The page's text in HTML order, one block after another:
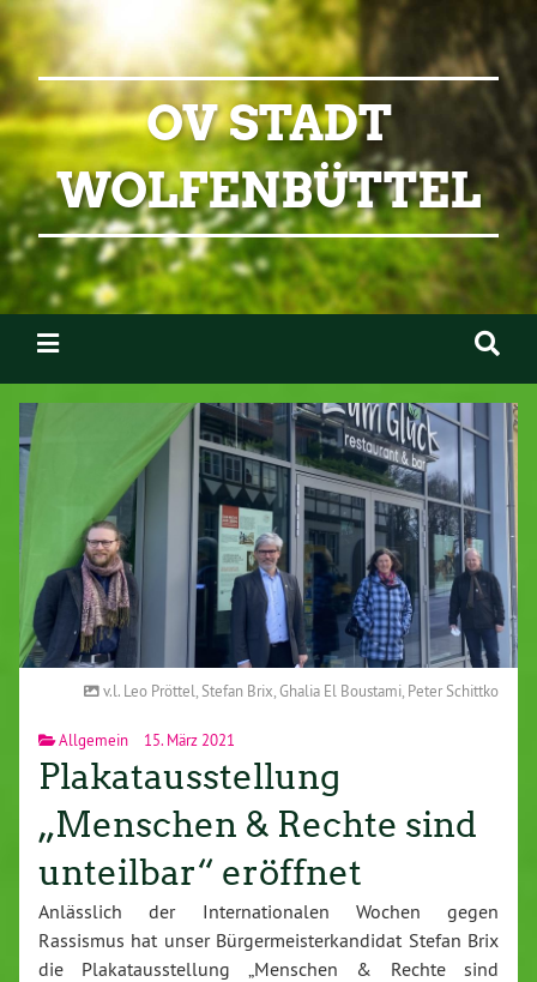
OV STADT
WOLFENBÜTTEL
v.l. Leo Pröttel, Stefan Brix, Ghalia El Boustami, Peter Schittko
Allgemein 15. März 2021
Plakatausstellung
„Menschen & Rechte sind
unteilbar“ eröffnet
Anlässlich der Internationalen Wochen gegen
Rassismus hat unser Bürgermeisterkandidat Stefan Brix
die Plakatausstellung „Menschen & Rechte sind